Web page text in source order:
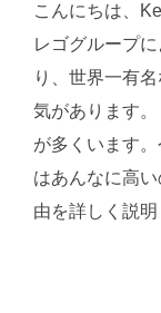
こんにちは、
レゴグループ
り、世界一有
気があります
が多くいます
はあんなに高
由を詳しく説明